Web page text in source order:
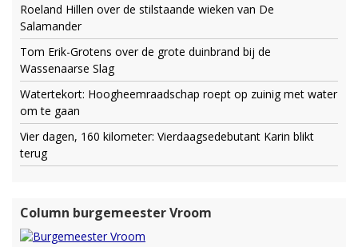
Roeland Hillen over de stilstaande wieken van De
Salamander
Tom Erik-Grotens over de grote duinbrand bij de
Wassenaarse Slag
Watertekort: Hoogheemraadschap roept op zuinig met water
om te gaan
Vier dagen, 160 kilometer: Vierdaagsedebutant Karin blikt
terug
Column burgemeester Vroom